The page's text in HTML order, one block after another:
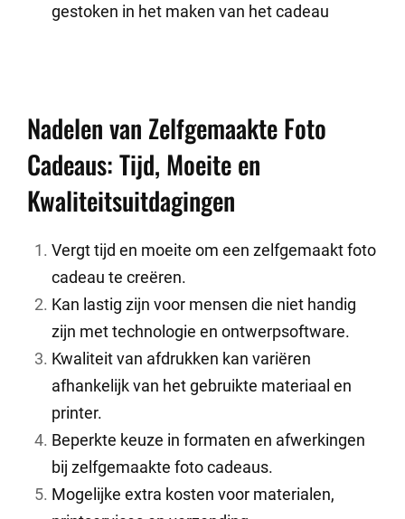
gestoken in het maken van het cadeau
Nadelen van Zelfgemaakte Foto
Cadeaus: Tijd, Moeite en
Kwaliteitsuitdagingen
Vergt tijd en moeite om een zelfgemaakt foto
cadeau te creëren.
Kan lastig zijn voor mensen die niet handig
zijn met technologie en ontwerpsoftware.
Kwaliteit van afdrukken kan variëren
afhankelijk van het gebruikte materiaal en
printer.
Beperkte keuze in formaten en afwerkingen
bij zelfgemaakte foto cadeaus.
Mogelijke extra kosten voor materialen,